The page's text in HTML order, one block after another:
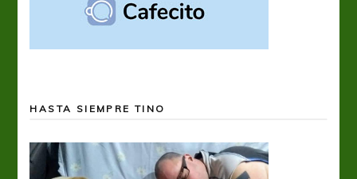
HASTA SIEMPRE TINO